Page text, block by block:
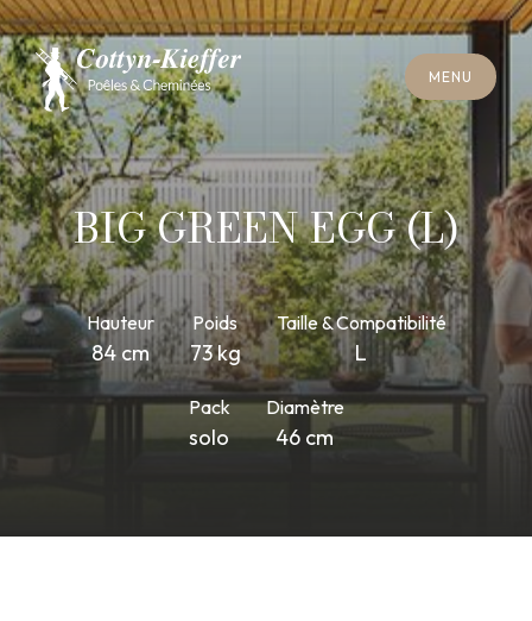
M EN U
MENU
RENDEZ- GE
RENDEZ-VOUS RAMONAGE
F
R ME R
BIG GREEN EGG (L)
Hauteur
84 cm
Poids
73 kg
Taille & Compatibilité
L
Pack
solo
Diamètre
46 cm